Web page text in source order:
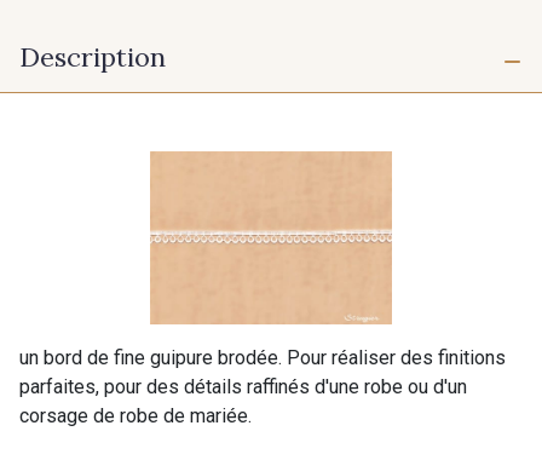
Description
un bord de fine guipure brodée. Pour réaliser des finitions
parfaites, pour des détails raffinés d'une robe ou d'un
corsage de robe de mariée.